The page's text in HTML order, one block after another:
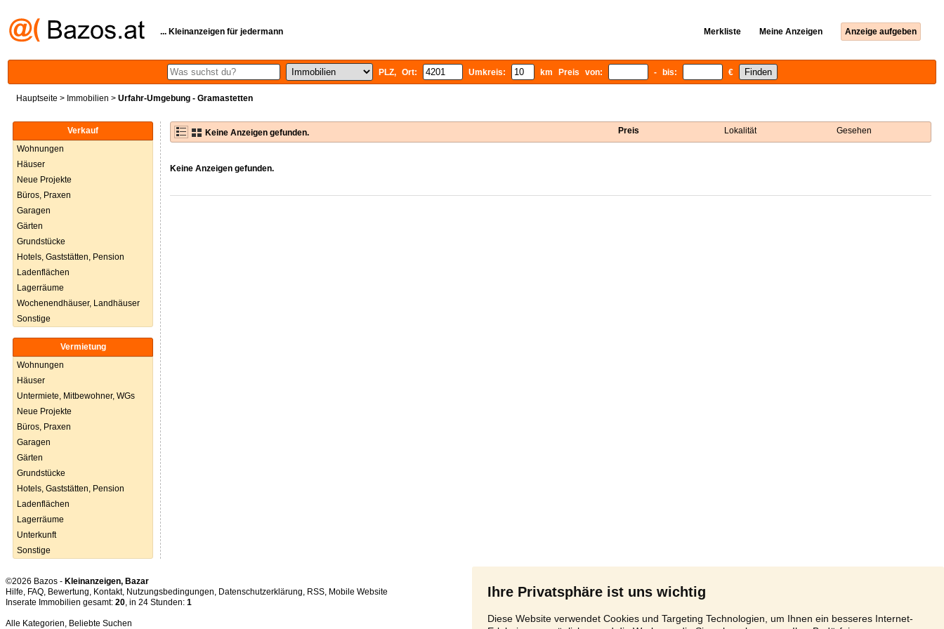
Ihre Privatsphäre ist uns wichtig
Diese Website verwendet Cookies und Targeting Technologien, um Ihnen ein besseres Internet-
... Kleinanzeigen für jedermann Merkliste Meine Anzeigen Anzeige aufgeben
PLZ, Ort: Umkreis: km Preis von: - bis: €
Hauptseite > Immobilien > Urfahr-Umgebung - Gramastetten
Verkauf
Wohnungen
Häuser
Neue Projekte
Büros, Praxen
Garagen
Gärten
Grundstücke
Hotels, Gaststätten, Pension
Ladenflächen
Lagerräume
Wochenendhäuser, Landhäuser
Sonstige
Vermietung
Wohnungen
Häuser
Untermiete, Mitbewohner, WGs
Neue Projekte
Büros, Praxen
Garagen
Gärten
Grundstücke
Hotels, Gaststätten, Pension
Ladenflächen
Lagerräume
Unterkunft
Sonstige
Keine Anzeigen gefunden. Preis Lokalität Gesehen
Keine Anzeigen gefunden.
©2026 Bazos - Kleinanzeigen, Bazar
Hilfe, FAQ, Bewertung, Kontakt, Nutzungsbedingungen, Datenschutzerklärung, RSS,
Inserate Immobilien gesamt: 20, in 24 Stunden: 1
Alle Kategorien, Beliebte Suchen